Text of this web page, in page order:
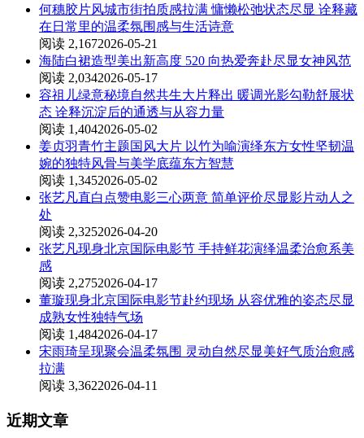
何穗胶片风城市街拍质感拉满 慵懒松弛状态尽显 诠释藏
在日常里的温柔氛围感与生活诗意
阅读 2,1672026-05-21
海陆白裙造型美出新高度 520 向热爱奔赴尽显女神风范
阅读 2,0342026-05-17
容祖儿绿意秘境自然共生大片释出 暖调光影勾勒舒展状
态 诠释沉淀后的通透与从容力量
阅读 1,4042026-05-02
姜贞羽青竹主题国风大片 以竹为喻演绎东方女性坚韧温
婉的独特风骨与美学底蕴东方智慧
阅读 1,3452026-05-02
张艺凡直白点赞电影三心两意 简单评价尽显影片动人之
处
阅读 2,3252026-04-20
张艺凡现身北京国际电影节 手持鲜花演绎温柔治愈系美
感
阅读 2,2752026-04-17
董璇现身北京国际电影节赴约现场 从容优雅的姿态尽显
成熟女性独特气场
阅读 1,4842026-04-17
宋雨琦呈现聚会温柔氛围 灵动自然尽显美好气质治愈感
拉满
阅读 3,3622026-04-11
近期文章